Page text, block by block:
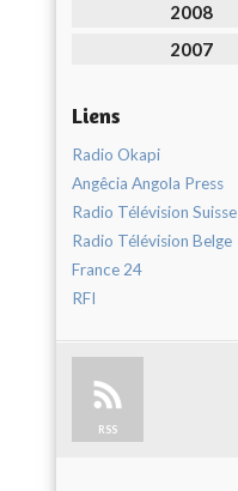
2008
2007
Liens
Radio Okapi
Angêcia Angola Press
Radio Télévision Suisse
Radio Télévision Belge
France 24
RFI
RSS